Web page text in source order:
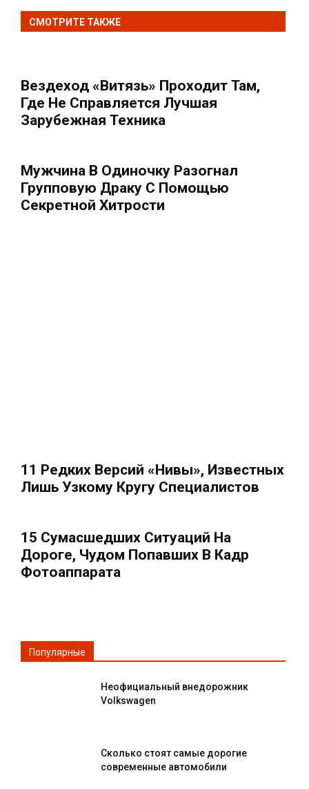
СМОТРИТЕ ТАКЖЕ
Вездеход «Витязь» Проходит Там,
Где Не Справляется Лучшая
Зарубежная Техника
Мужчина В Одиночку Разогнал
Групповую Драку С Помощью
Секретной Хитрости
11 Редких Версий «Нивы», Известных
Лишь Узкому Кругу Специалистов
15 Сумасшедших Ситуаций На
Дороге, Чудом Попавших В Кадр
Фотоаппарата
Популярные
Неофициальный внедорожник
Volkswagen
Сколько стоят самые дорогие
современные автомобили